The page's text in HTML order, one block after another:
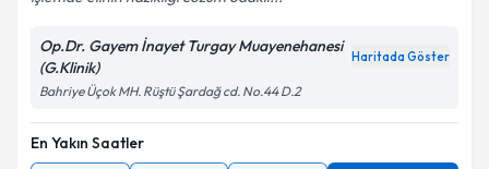
Op.Dr. Gayem İnayet Turgay Muayenehanesi
(G.Klinik)
Haritada Göster
Bahriye Üçok MH. Rüştü Şardağ cd. No.44 D.2
En Yakın Saatler